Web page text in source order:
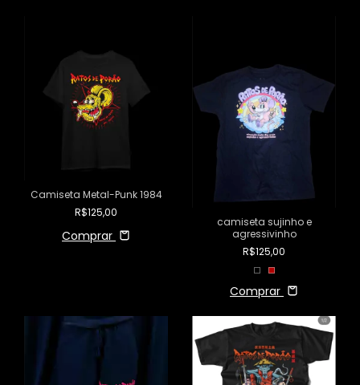
Camiseta Metal-Punk 1984
R$125,00
Comprar
camiseta sujinho e
agressivinho
R$125,00
Comprar